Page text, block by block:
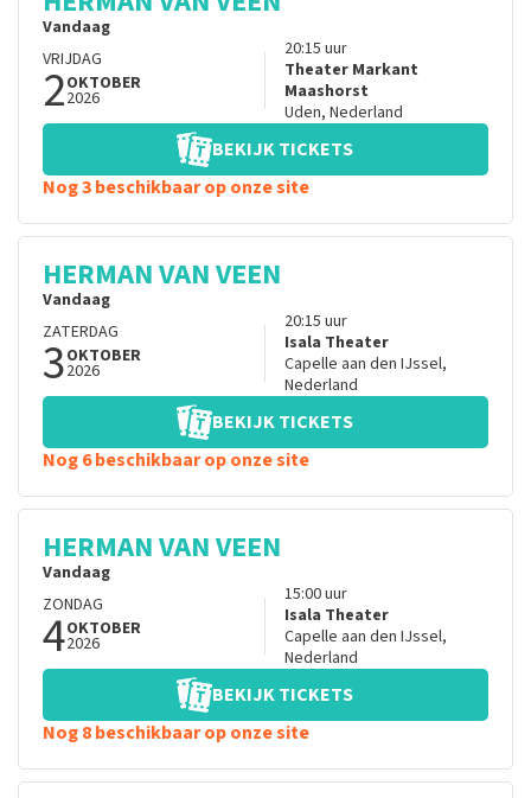
Vandaag
VRIJDAG
2OKTOBER
2026
20:15 uur
Theater Markant
Maashorst
Uden, Nederland
BEKIJK TICKETS
Nog 3 beschikbaar op onze site
HERMAN VAN VEEN
Vandaag
ZATERDAG
3OKTOBER
2026
20:15 uur
Isala Theater
Capelle aan den IJssel,
Nederland
BEKIJK TICKETS
Nog 6 beschikbaar op onze site
HERMAN VAN VEEN
Vandaag
ZONDAG
4OKTOBER
2026
15:00uur
Isala Theater
Capelle aan den IJssel,
Nederland
BEKIJK TICKETS
Nog 8 beschikbaar op onze site